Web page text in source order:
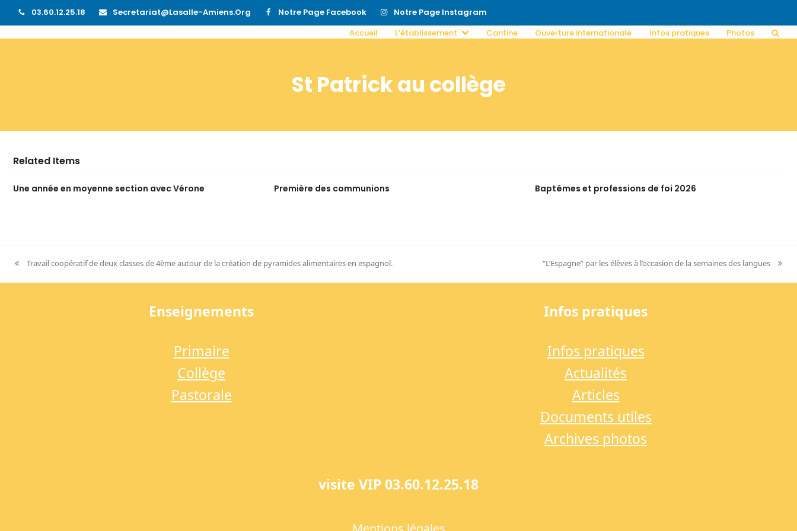
03.60.12.25.18 Secretariat@lasalle-Amiens.org Notre Page Facebook
Notre Page Instagram
Accueil
L’établissement Cantine Ouverture internationale Infos pratiques Photos
St Patrick au collège
Related Items
Une année en moyenne section avec Vérone Première des communions Baptêmes et professions de foi 2026
previous
post:
Travail coopératif de deux classes de 4ème autour de la création de pyramides alimentaires en espagnol.
next
post:
“L’Espagne” par les élèves à l’occasion de la semaines des langues
Enseignements
Primaire
Collège
Pastorale
Infos pratiques
Infos pratiques
Actualités
Articles
Documents utiles
Archives photos
visite VIP 03.60.12.25.18